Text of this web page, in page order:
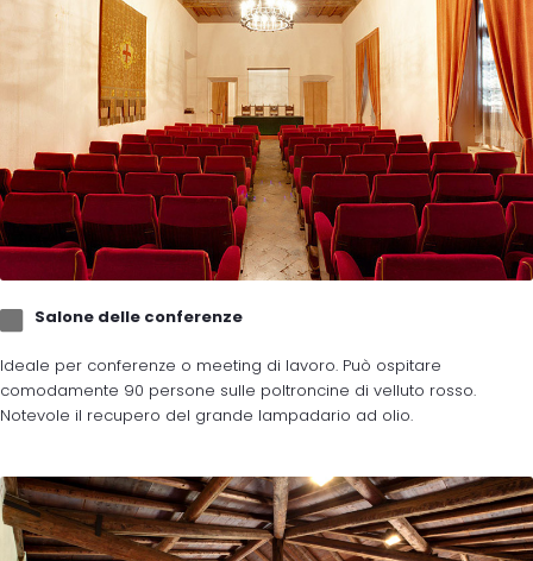
Salone delle conferenze
Ideale per conferenze o meeting di lavoro. Può ospitare
comodamente 90 persone sulle poltroncine di velluto rosso.
Notevole il recupero del grande lampadario ad olio.